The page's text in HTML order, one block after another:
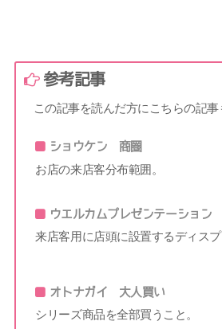
参考記事
この記事を読んだ方にこちらの記
ショウケン 商圏
お店の来店客分布範囲。
ウエルカムプレゼンテーション
来店客用に店頭に設置するディスプ
オトナガイ 大人買い
シリーズ商品を全部買うこと。